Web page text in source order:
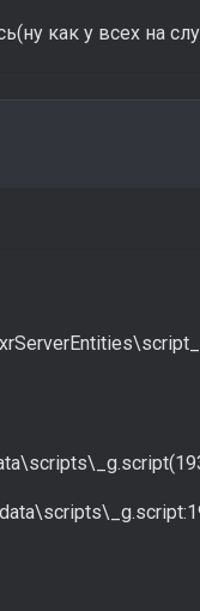
как у всех на